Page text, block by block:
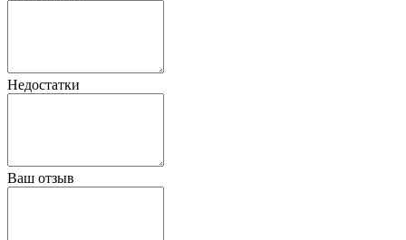
Недостатки
Ваш отзыв